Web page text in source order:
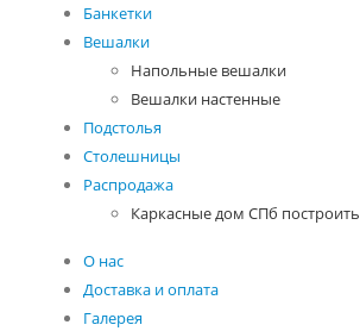
Банкетки
Вешалки
Напольные вешалки
Вешалки настенные
Подстолья
Столешницы
Распродажа
Каркасные дом СПб построить
О нас
Доставка и оплата
Галерея